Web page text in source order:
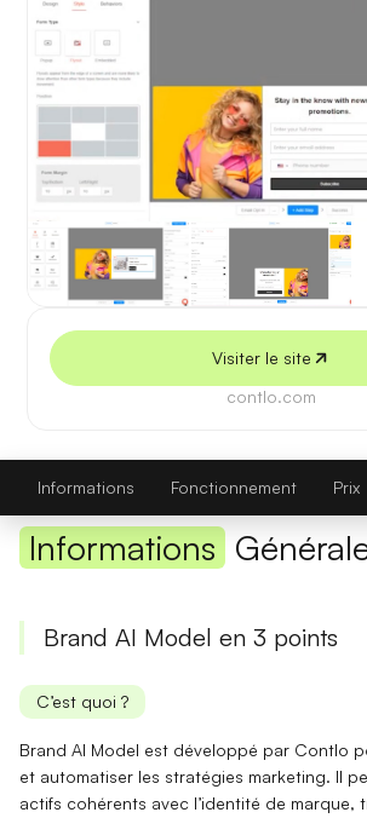
5 juillet 2026
Visiter le site
contlo.com
Brand AI Model
Informations
Fonctionnement Prix
Informations
Brand AI Model en 3 points
C’est quoi ?
Brand AI Model est développé par Contlo
et automatiser les stratégies marketing. Il
actifs cohérents avec l’identité de marque,